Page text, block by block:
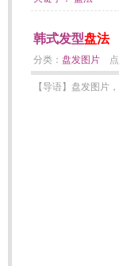
韩式发型盘法
分类： 盘发图片点
【导语】盘发图片